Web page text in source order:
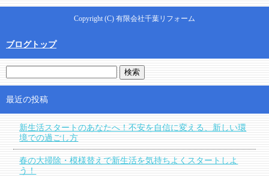
Copyright (C) 有限会社千葉リフォーム
ブログトップ
最近の投稿
新生活スタートのあなたへ！不安を自信に変える、新しい環
境での過ごし方
春の大掃除・模様替えで新生活を気持ちよくスタートしよ
う！